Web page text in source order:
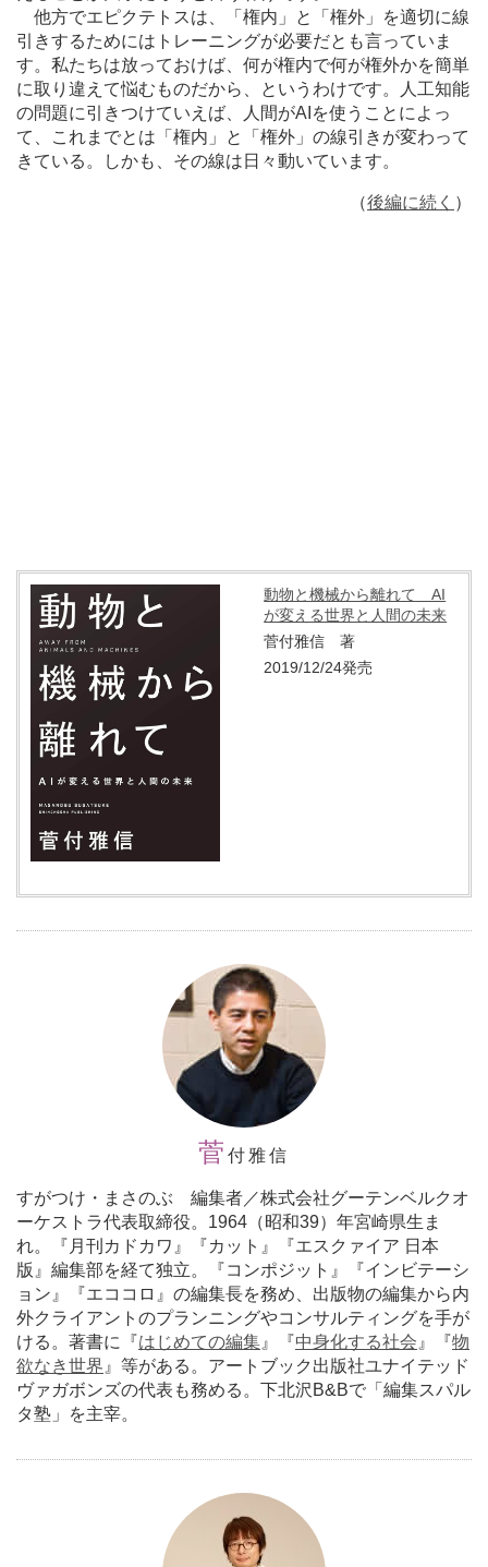
他方でエピクテトスは、「権内」と「権外」を適切に線
引きするためにはトレーニングが必要だとも言っていま
す。私たちは放っておけば、何が権内で何が権外かを簡単
に取り違えて悩むものだから、というわけです。人工知能
の問題に引きつけていえば、人間がAIを使うことによっ
て、これまでとは「権内」と「権外」の線引きが変わって
きている。しかも、その線は日々動いています。
（後編に続く ）
動物と機械から離れて AI
が変える世界と人間の未来
菅付雅信 著
2019/12/24発売
菅 付雅信
すがつけ・まさのぶ 編集者／株式会社グーテンベルクオ
ーケストラ代表取締役。1964（昭和39）年宮崎県生ま
れ。『月刊カドカワ』『カット』『エスクァイア 日本
版』編集部を経て独立。『コンポジット』『インビテーシ
ョン』『エココロ』の編集長を務め、出版物の編集から内
外クライアントのプランニングやコンサルティングを手が
ける。著書に『はじめての編集 』『中身化する社会 』『物
欲なき世界 』等がある。アートブック出版社ユナイテッド
ヴァガボンズの代表も務める。下北沢B&Bで「編集スパル
タ塾」を主宰。